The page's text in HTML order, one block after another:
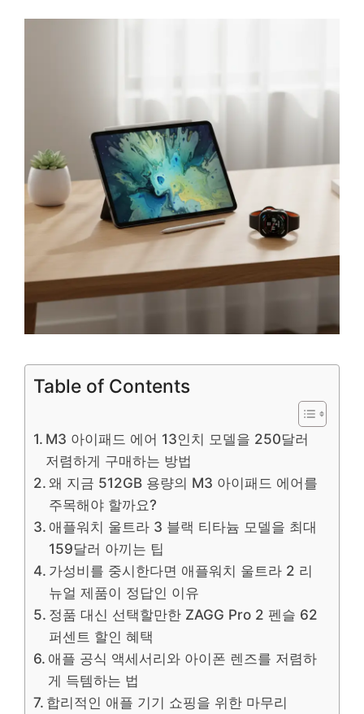
Table of Contents
M3 아이패드 에어 13인치 모델을 250달러
저렴하게 구매하는 방법
왜 지금 512GB 용량의 M3 아이패드 에어를
주목해야 할까요?
애플워치 울트라 3 블랙 티타늄 모델을 최대
159달러 아끼는 팁
가성비를 중시한다면 애플워치 울트라 2 리
뉴얼 제품이 정답인 이유
정품 대신 선택할만한 ZAGG Pro 2 펜슬 62
퍼센트 할인 혜택
애플 공식 액세서리와 아이폰 렌즈를 저렴하
게 득템하는 법
합리적인 애플 기기 쇼핑을 위한 마무리